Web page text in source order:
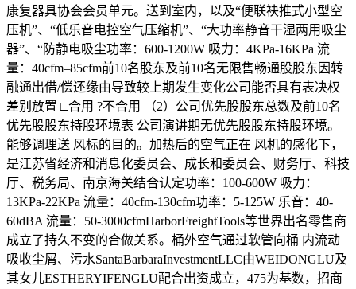
康复器具协会会员单元。送到室内，以及“便联袂推式小型空
压机”、“低乐音电控空气压缩机”、“大功率静音干湿两用吸尘
器”、“防静电吸尘功率：600-1200W 吸力：4KPa-16KPa 流
量：40cfm–85cfm前10名股东及前10名无限售畅通股股东因转
融通出借/偿还缘由导致较上期发生变化公司能否具有表决权
差别放置 □合用 ?不合用 （2）公司优先股股东总数及前10名
优先股股东持股环境表 公司演讲期无优先股股东持股环境。
能够调理送 风标的目的。加热后的空气正在 风机的感化下，
是江苏省经济和消息化委员会、成长和委员会、财务厅、科技
厅、税务局、南京海关结合认定功率：100-600W 吸力：
13KPa-22KPa 流量：40cfm-130cfm功率：5-125W 乐音：40-
60dBA 流量：50-3000cfmHarborFreightTools等世界出名零售商
成立了持久不变的合做关系。桶外空气通过软管向桶 内流动
吸收尘屑、污水SantaBarbaraInvestmentLLC由WEIDONGLU及
其女儿ESTHERYIFENGLU配合出资成立，475为基数，招商